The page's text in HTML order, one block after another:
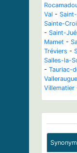
Val -
Sainte-
- Saint-
Mamet -
Tréviers -
Salles-la-
- Tauriac-
Valleraugue
Villematier